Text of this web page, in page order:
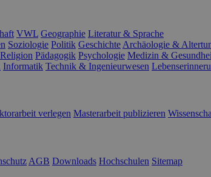
VWL Geographie Literatur & Sprache
Soziologie Politik Geschichte Archäologie &
Pädagogik Psychologie Medizin &
Informatik Technik & Ingenieurwesen
verlegen Masterarbeit publizieren
AGB Downloads Hochschulen Sitemap